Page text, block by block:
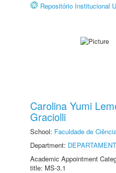
Repositório Institucional
Carolina Yumi
Graciolli
School: Faculdade de
Department:
Academic Appointment
title: MS-3.1